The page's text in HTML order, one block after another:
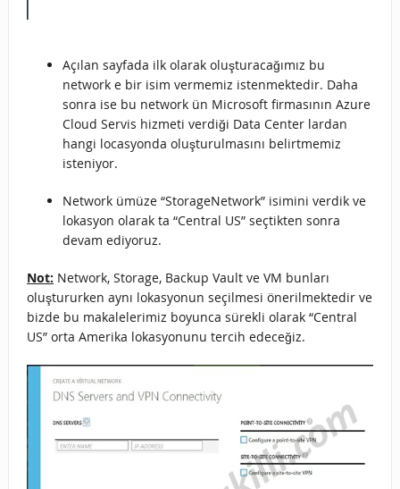
Açılan sayfada ilk olarak oluşturacağımız bu
network e bir isim vermemiz istenmektedir. Daha
sonra ise bu network ün Microsoft firmasının Azure
Cloud Servis hizmeti verdiği Data Center lardan
hangi locasyonda oluşturulmasını belirtmemiz
isteniyor.
Network ümüze “StorageNetwork” isimini verdik ve
lokasyon olarak ta “Central US” seçtikten sonra
devam ediyoruz.
Not: Network, Storage, Backup Vault ve VM bunları
oluştururken aynı lokasyonun seçilmesi önerilmektedir ve
bizde bu makalelerimiz boyunca sürekli olarak “Central
US” orta Amerika lokasyonunu tercih edeceğiz.